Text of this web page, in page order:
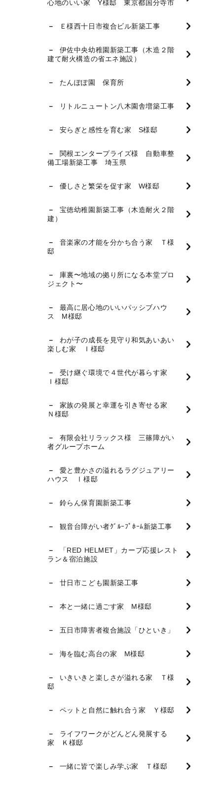
心地のいい家 Y様邸 東京都国分寺市
Ｅ様西十日市複合ビル新築工事
伊佐中央幼稚園新築工事（木造２階
建て耐火構造の省エネ施設）
たんぽぽ園 保育所
リトルニュートン八木園舎増築工事
安らぎと感性を育む家 S様邸
関根エンタープライズ様 自動車整
備工場新築工事 埼玉県
優しさと繁栄を促す家 W様邸
宝徳幼稚園新築工事（木造耐火２階
建）
音楽家の才能を分かち合う家 Ｔ様
邸
庫裏〜地域の拠り所になる本堂プロ
ジェクト〜
最高に居心地のいいパッシブハウ
ス M様邸
わが子の成長を見守り和気あいあい
楽しむ家 Ｉ様邸
受け継ぐ環境で４世代が暮らす家
Ｉ様邸
家族の発展と幸運を引き寄せる家
Ｎ様邸
有限会社リラックス様 三篠障がい
者グループホーム
愛と豊かさの溢れるラグジュアリー
ハウス Ⅰ様邸
鈴らん保育園新築工事
観音台障がい者ｸﾞﾙｰﾌﾟﾎｰﾑ新築工事
「RED HELMET」カープ応援レスト
ラン＆宿泊施設
廿日市こども園新築工事
本と一緒に過ごす家 M様邸
五日市障害者複合施設「ひといき」
海を臨む高台の家 M様邸
いきいきと楽しさが溢れる家 Ｔ様
邸
ペットと自然に触れ合う家 Ｙ様邸
ライフワークがどんどん発展する
家 Ｋ様邸
一緒に皆で楽しみ学ぶ家 Ｔ様邸